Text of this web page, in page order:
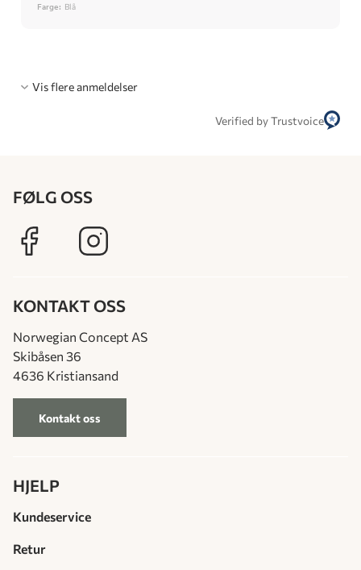
Farge: Blå
Vis flere anmeldelser
Verified by Trustvoice
FØLG OSS
KONTAKT OSS
Norwegian Concept AS
Skibåsen 36
4636 Kristiansand
Kontakt oss
HJELP
Kundeservice
Retur